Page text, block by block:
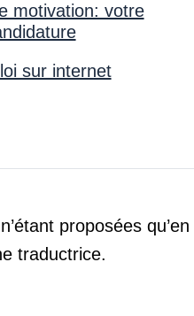
motivation: votre
sur internet
proposées
traductrice.